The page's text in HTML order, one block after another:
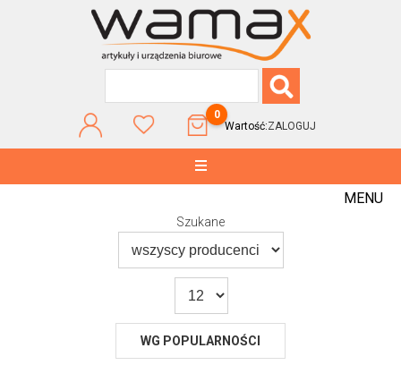
0
Wartość:ZALOGUJ
MENU
Szukane
WG POPULARNOŚCI